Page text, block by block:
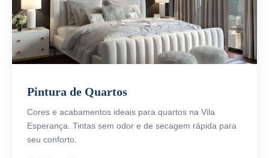
Pintura de Quartos
Cores e acabamentos ideais para quartos na Vila
Esperança. Tintas sem odor e de secagem rápida para
seu conforto.